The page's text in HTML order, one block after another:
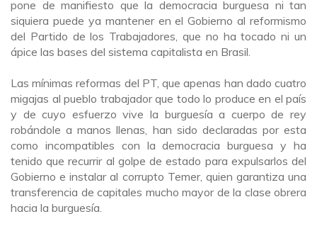
pone de manifiesto que la democracia burguesa ni tan
siquiera puede ya mantener en el Gobierno al reformismo
del Partido de los Trabajadores, que no ha tocado ni un
ápice las bases del sistema capitalista en Brasil.
Las mínimas reformas del PT, que apenas han dado cuatro
migajas al pueblo trabajador que todo lo produce en el país
y de cuyo esfuerzo vive la burguesía a cuerpo de rey
robándole a manos llenas, han sido declaradas por esta
como incompatibles con la democracia burguesa y ha
tenido que recurrir al golpe de estado para expulsarlos del
Gobierno e instalar al corrupto Temer, quien garantiza una
transferencia de capitales mucho mayor de la clase obrera
hacia la burguesía.